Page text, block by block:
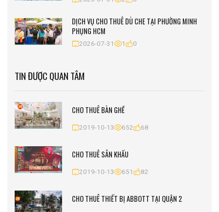
DỊCH VỤ CHO THUÊ DÙ CHE TẠI PHƯỜNG MINH
PHỤNG HCM
2026-07-31 1 0
TIN ĐƯỢC QUAN TÂM
CHO THUÊ BÀN GHẾ
2019-10-13 652 68
CHO THUÊ SÂN KHẤU
2019-10-13 651 82
CHO THUÊ THIẾT BỊ ABBOTT TẠI QUẬN 2